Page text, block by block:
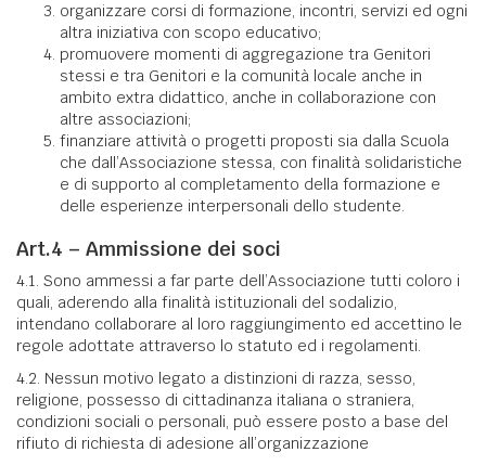
organizzare corsi di formazione, incontri, servizi ed ogni
altra iniziativa con scopo educativo;
promuovere momenti di aggregazione tra Genitori
stessi e tra Genitori e la comunità locale anche in
ambito extra didattico, anche in collaborazione con
altre associazioni;
finanziare attività o progetti proposti sia dalla Scuola
che dall’Associazione stessa, con finalità solidaristiche
e di supporto al completamento della formazione e
delle esperienze interpersonali dello studente.
Art.4 – Ammissione dei soci
4.1. Sono ammessi a far parte dell’Associazione tutti coloro i
quali, aderendo alla finalità istituzionali del sodalizio,
intendano collaborare al loro raggiungimento ed accettino le
regole adottate attraverso lo statuto ed i regolamenti.
4.2. Nessun motivo legato a distinzioni di razza, sesso,
religione, possesso di cittadinanza italiana o straniera,
condizioni sociali o personali, può essere posto a base del
rifiuto di richiesta di adesione all’organizzazione